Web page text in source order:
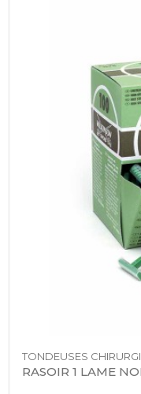
TONDEUSES
RASOIR 1 LAME